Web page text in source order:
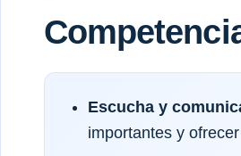
Escucha y
importantes y